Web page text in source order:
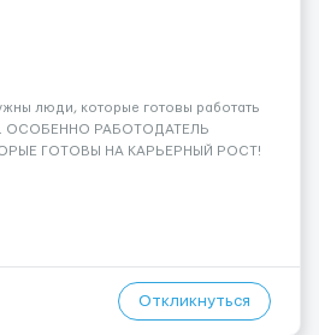
люди, которые готовы работать
ОСОБЕННО РАБОТОДАТЕЛЬ
ГОТОВЫ НА КАРЬЕРНЫЙ РОСТ!
( стыковка метала, зачистка
места и т....
Откликнуться